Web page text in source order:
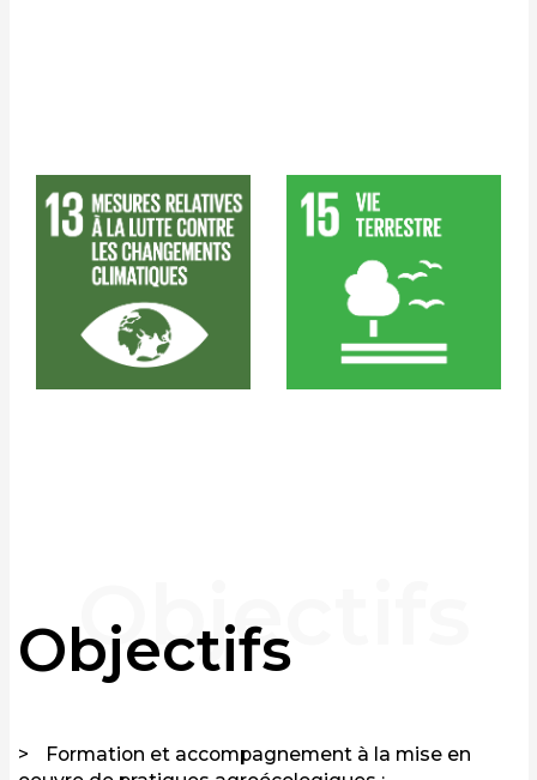
Objectifs
Formation et accompagnement à la mise en